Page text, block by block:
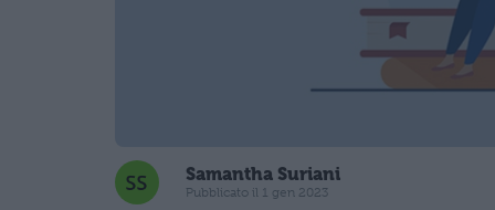
Samantha Suriani
Pubblicato il 1 gen 2023